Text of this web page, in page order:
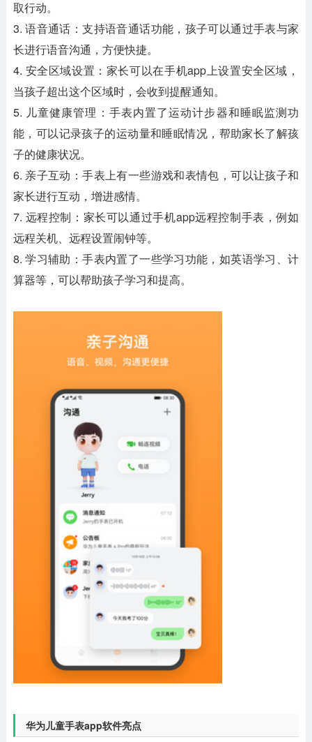
取行动。
3. 语音通话：支持语音通话功能，孩子可以通过手表与家
长进行语音沟通，方便快捷。
4. 安全区域设置：家长可以在手机app上设置安全区域，
当孩子超出这个区域时，会收到提醒通知。
5. 儿童健康管理：手表内置了运动计步器和睡眠监测功
能，可以记录孩子的运动量和睡眠情况，帮助家长了解孩
子的健康状况。
6. 亲子互动：手表上有一些游戏和表情包，可以让孩子和
家长进行互动，增进感情。
7. 远程控制：家长可以通过手机app远程控制手表，例如
远程关机、远程设置闹钟等。
8. 学习辅助：手表内置了一些学习功能，如英语学习、计
算器等，可以帮助孩子学习和提高。
华为儿童手表app软件亮点